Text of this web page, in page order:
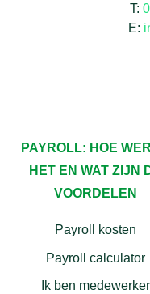
T:
E:
PAYROLL: HOE
HET EN WAT ZIJN
VOORDELEN
Payroll kosten
Payroll calculator
Ik ben medewerker